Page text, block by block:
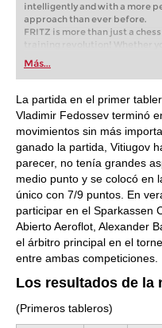
intelligently and with a more
approach than ever before.
FRITZ is more than just a chess
training revolution! Whether
first steps into the world of club
playing at a tournament level:
train more efficiently,
more personalised approach
Más...
La partida en el primer
Vladimir Fedossev terminó
movimientos sin más
ganado la partida, Vitiugov
parecer, no tenía grandes
medio punto y se colocó en
único con 7/9 puntos. En
participar en el Sparkassen
Abierto Aeroflot, Alexander
el árbitro principal en el
entre ambas competiciones.
Los resultados de la
(Primeros tableros)